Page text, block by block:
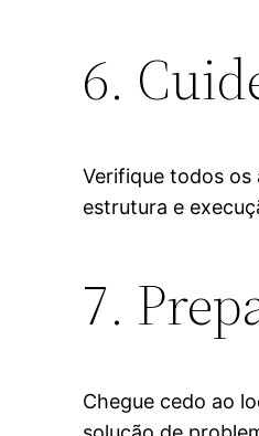
6.
Verifique todos os
estrutura e
7.
Chegue cedo ao